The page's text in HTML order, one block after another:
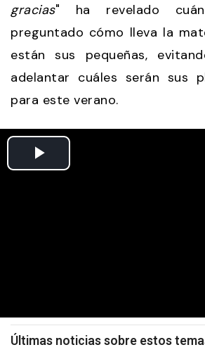
gracias" ha revelado
preguntado cómo lleva la
están sus pequeñas,
adelantar cuáles serán sus
para este verano.
Últimas noticias sobre estos